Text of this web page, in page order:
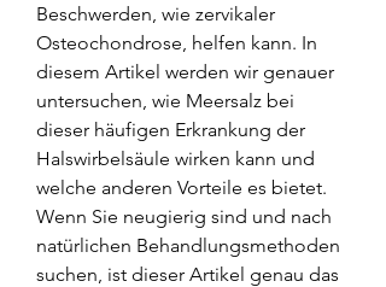
Beschwerden, wie zervikaler
Osteochondrose, helfen kann. In
diesem Artikel werden wir genauer
untersuchen, wie Meersalz bei
dieser häufigen Erkrankung der
Halswirbelsäule wirken kann und
welche anderen Vorteile es bietet.
Wenn Sie neugierig sind und nach
natürlichen Behandlungsmethoden
suchen, ist dieser Artikel genau das